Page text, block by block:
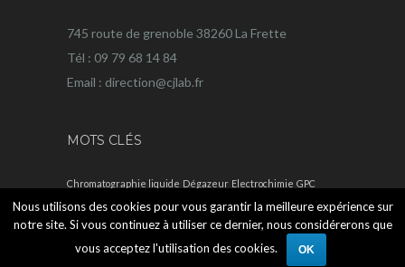
745 route de grenoble 38260 La Frette
Tél : 09 79 68 14 84
Email : direction@cjlab.fr
MOTS CLÉS
Chromatographie liquide Dégazeur Electrochimie GPC
HPLC
Nous utilisons des cookies pour vous garantir la meilleure expérience sur
notre site. Si vous continuez à utiliser ce dernier, nous considérerons que
vous acceptez l'utilisation des cookies.
OK